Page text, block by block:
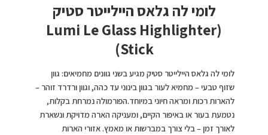
לומי לה גלאס היילייטר סטיק
(Lumi Le Glass Highlighter
Stick)
לומי לה גלאס היילייטר סטיק מגיע בשני גוונים מחמיאים: גוון
שזוף טבעי – מחמיא לעור בגוון בינוני עד כהה, וגוון ורדרד זוהר –
להארות רכות ומראה חיוני במיוחד.הפורמולה נמרחת בקלות,
נטמעת בעור או באיפור הקיים, ומעניקה הארה מדויקת ונשארת
לאורך זמן – בלי צורך במברשות או מאמץ. אזורי הארות